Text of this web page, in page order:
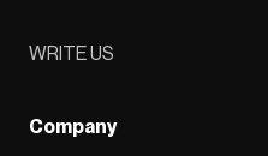
WRITE US
Company